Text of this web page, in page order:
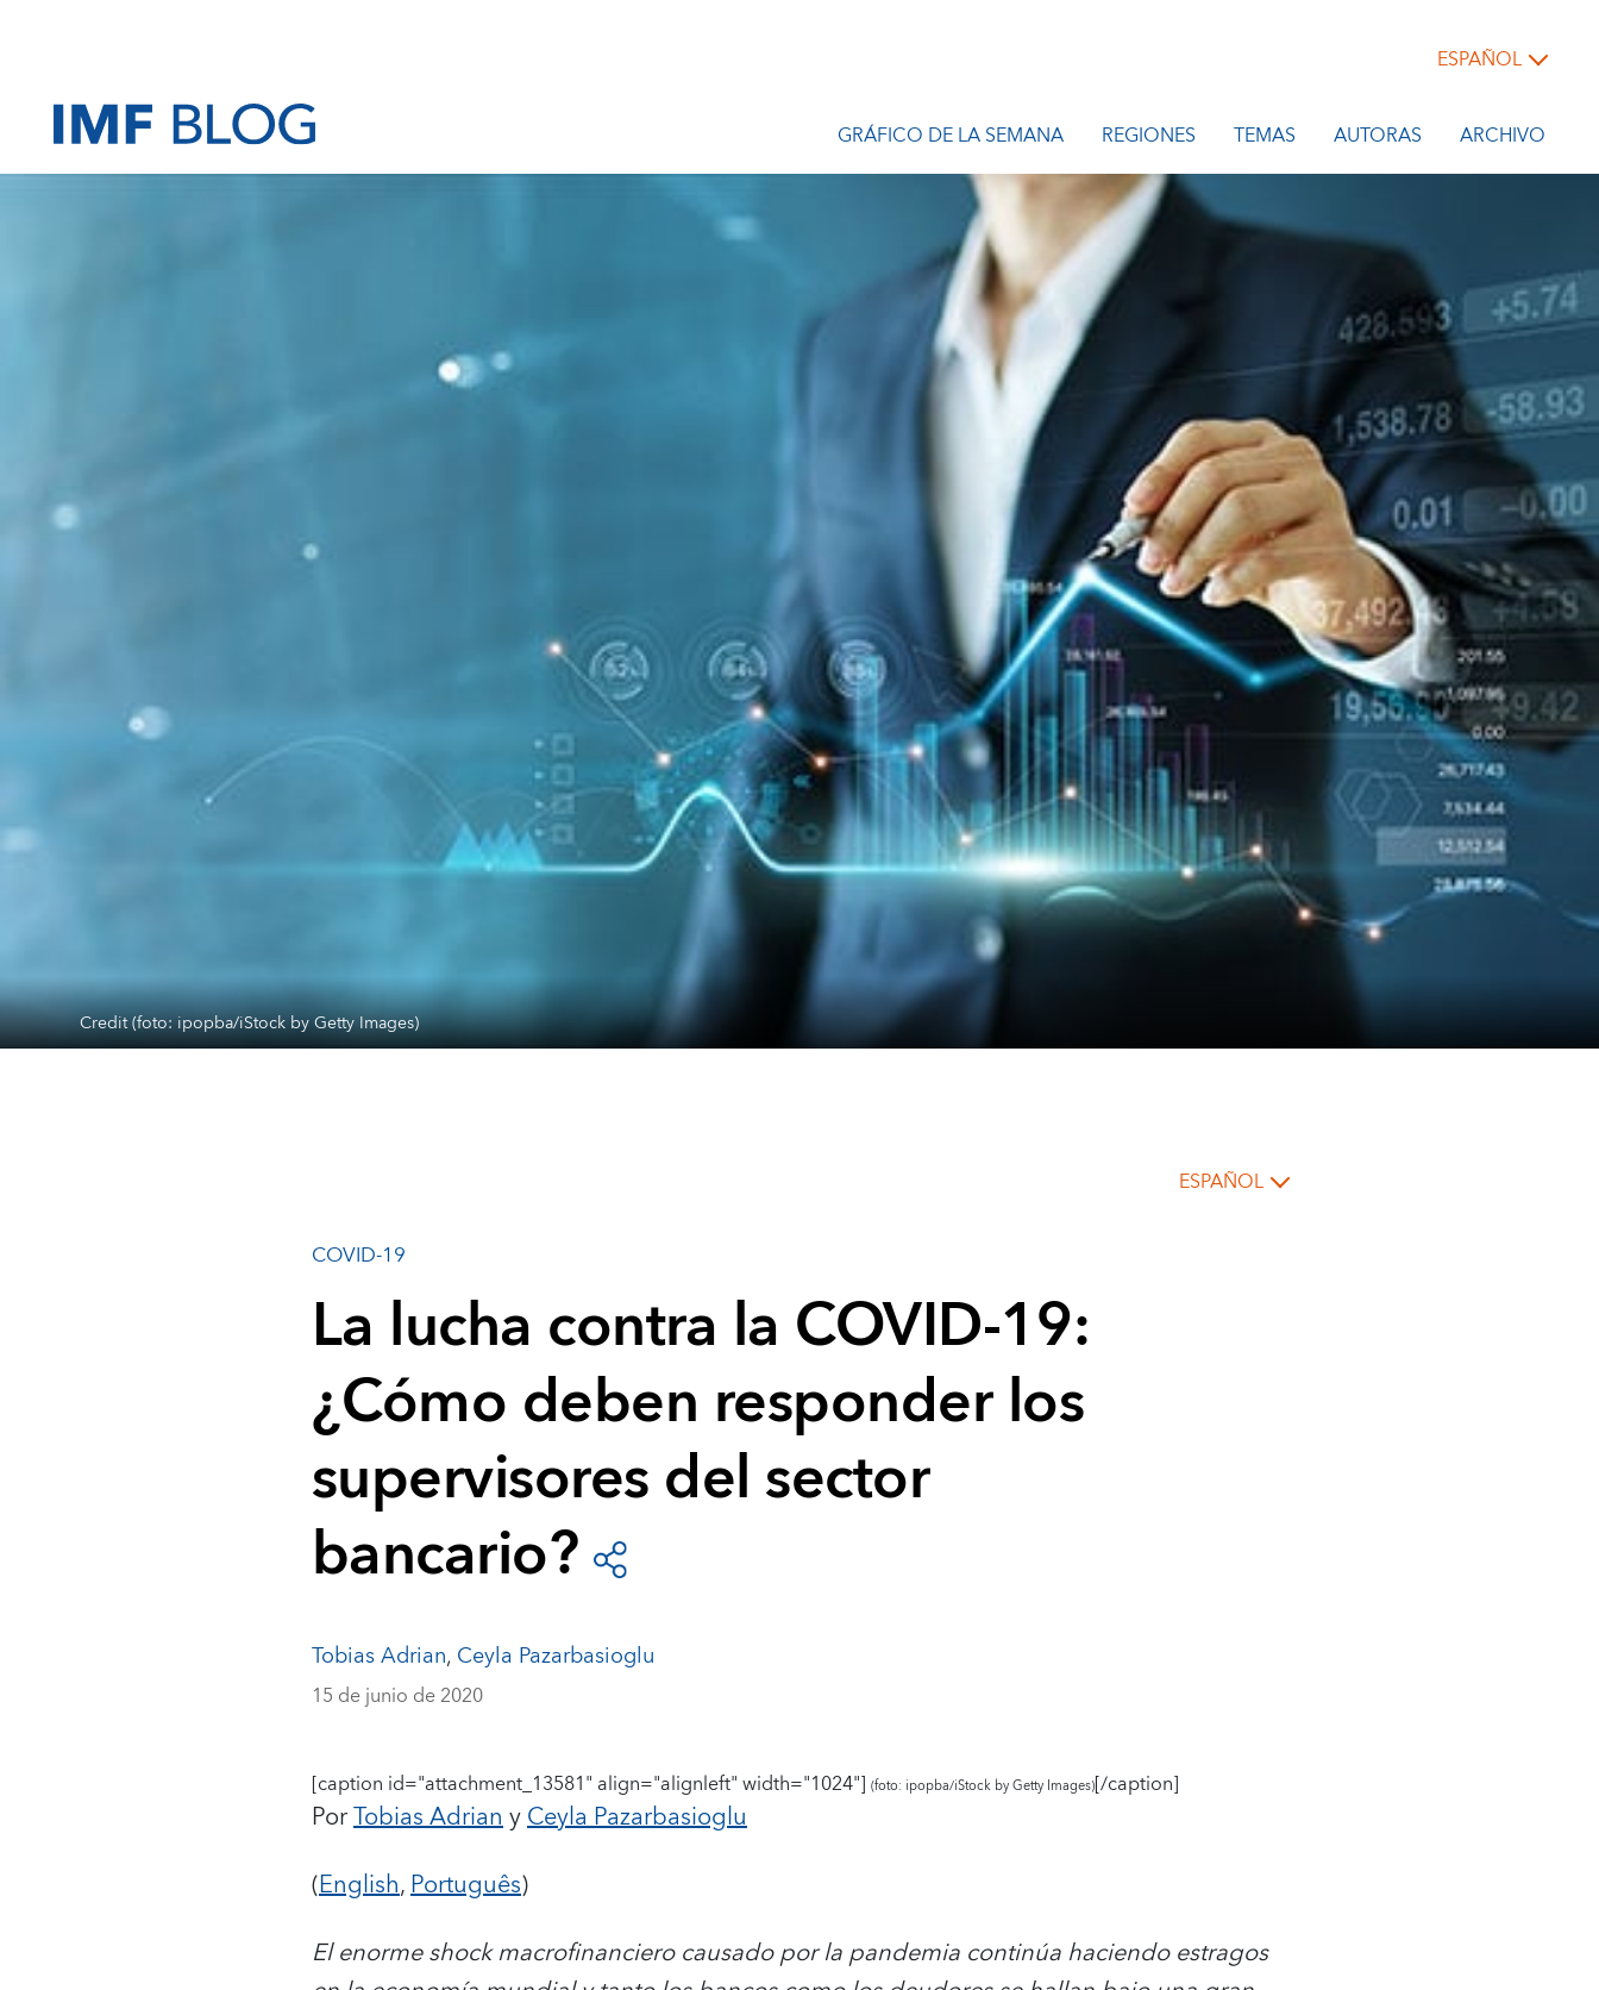
ESPAÑOL
GRÁFICO DE LA SEMANA REGIONES TEMAS AUTORAS ARCHIVO
Credit (foto: ipopba/iStock by Getty Images)
ESPAÑOL
COVID-19
La lucha contra la COVID-19:
¿Cómo deben responder los
supervisores del sector
bancario?
Tobias Adrian,Ceyla Pazarbasioglu
15 de junio de 2020
[caption id="attachment_13581" align="alignleft" width="1024"] (foto: ipopba/iStock by Getty Images)[/caption]
PorTobias AdrianyCeyla Pazarbasioglu
(English,Português)
El enorme shock macrofinanciero causado por la pandemia continúa haciendo estragos